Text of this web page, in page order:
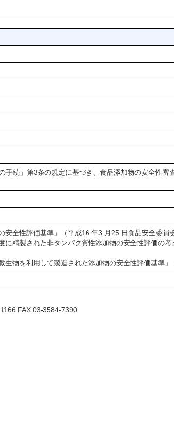
手続」第3条の規定に基づき、食品添加物の安全性審
安全性評価基準」（平成16 年3 月25 日食品安全委
精製された非タンパク質性添加物の安全性評価の
物を利用して製造された添加物の安全性評価基準」
FAX 03-3584-7390